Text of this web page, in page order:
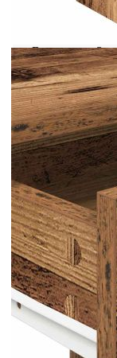
поддръжка:
повърхност,
кърпа и
Внимание:За
този продукт
стена.
Цвят:
Общи
В)
Размери
(Ш x Д x В)
Брой
Общ
кг